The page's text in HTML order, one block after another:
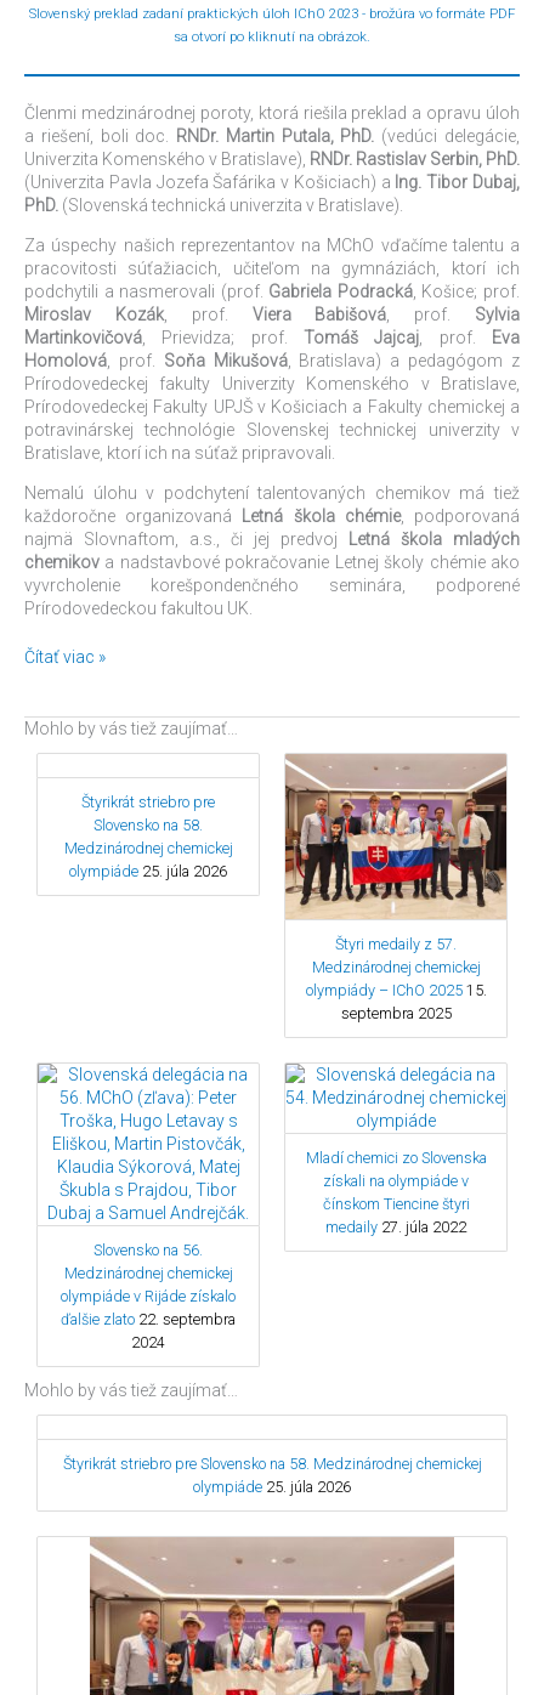
Slovenský preklad zadaní praktických úloh IChO 2023 - brožúra vo formáte PDF
sa otvorí po kliknutí na obrázok.
Členmi medzinárodnej poroty, ktorá riešila preklad a opravu úloh
a riešení, boli doc.
RNDr. Martin Putala, PhD. (vedúci delegácie,
Univerzita Komenského v Bratislave), RNDr. Rastislav Serbin, PhD.
(Univerzita Pavla Jozefa Šafárika v Košiciach) a Ing. Tibor Dubaj,
PhD. (Slovenská technická univerzita v Bratislave).
Za úspechy našich reprezentantov na MChO vďačíme talentu a
pracovitosti súťažiacich, učiteľom na gymnáziách, ktorí ich
podchytili a nasmerovali (prof. Gabriela Podracká, Košice; prof.
Miroslav Kozák, prof. Viera Babišová , prof. Sylvia
Martinkovičová , Prievidza; prof. Tomáš Jajcaj , prof.
Eva
Homolová , prof. Soňa Mikušová, Bratislava) a pedagógom z
Prírodovedeckej fakulty Univerzity Komenského v Bratislave,
Prírodovedeckej Fakulty UPJŠ v Košiciach a Fakulty chemickej a
potravinárskej technológie Slovenskej technickej univerzity v
Bratislave, ktorí ich na súťaž pripravovali.
Nemalú úlohu v podchytení talentovaných chemikov má tiež
každoročne organizovaná Letná škola chémie, podporovaná
najmä Slovnaftom, a.s., či jej predvoj
Letná škola mladých
chemikov a nadstavbové pokračovanie Letnej školy chémie ako
vyvrcholenie korešpondenčného seminára, podporené
Prírodovedeckou fakultou UK.
Čítať viac »
Mohlo by vás tiež zaujímať…
Štyrikrát striebro pre
Slovensko na 58.
Medzinárodnej chemickej
olympiáde 25. júla 2026
Štyri medaily z 57.
Medzinárodnej chemickej
olympiády – IChO 2025 15.
septembra 2025
Slovensko na 56.
Medzinárodnej chemickej
olympiáde v Rijáde získalo
ďalšie zlato 22. septembra
2024
Mladí chemici zo Slovenska
získali na olympiáde v
čínskom Tiencine štyri
medaily 27. júla 2022
Mohlo by vás tiež zaujímať…
Štyrikrát striebro pre Slovensko na 58. Medzinárodnej chemickej
olympiáde 25. júla 2026